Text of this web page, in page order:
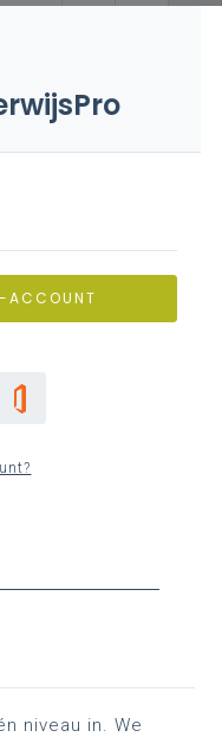
genereren
bekijken
ACCOUNT
niveau in. We